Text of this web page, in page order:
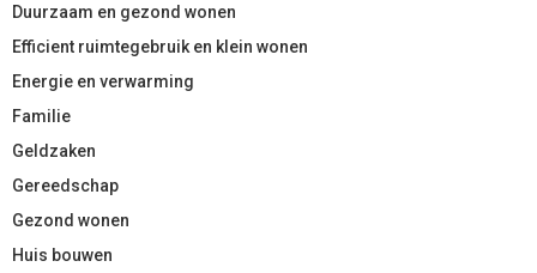
Duurzaam en gezond wonen
Efficient ruimtegebruik en klein wonen
Energie en verwarming
Familie
Geldzaken
Gereedschap
Gezond wonen
Huis bouwen